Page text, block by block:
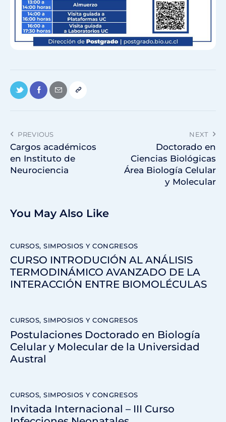
PREVIOUS
Cargos académicos
en Instituto de
Neurociencia
NEXT
Doctorado en
Ciencias Biológicas
Área Biología Celular
y Molecular
You May Also Like
CURSOS, SIMPOSIOS Y CONGRESOS
CURSO INTRODUCIÓN AL ANÁLISIS
TERMODINÁMICO AVANZADO DE LA
INTERACCIÓN ENTRE BIOMOLÉCULAS
CURSOS, SIMPOSIOS Y CONGRESOS
Postulaciones Doctorado en Biología
Celular y Molecular de la Universidad
Austral
CURSOS, SIMPOSIOS Y CONGRESOS
Invitada Internacional – III Curso